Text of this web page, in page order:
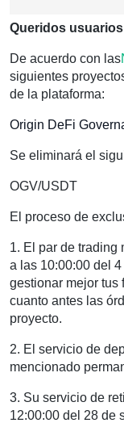
Queridos
De acuerdo con las
siguientes
de la plataforma:
Origin DeFi
Se eliminará el
OGV/USDT
El proceso de
1. El par de trading
a las 10:00:00 del
gestionar mejor tus
cuanto antes las
proyecto.
2. El servicio de
mencionado
3. Su servicio de
12:00:00 del 28 de